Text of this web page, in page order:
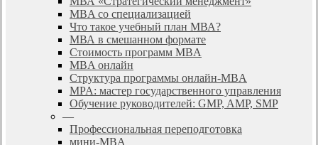
MBA со специализацией
Что такое учебный план МВА?
МВА в смешанном формате
Стоимость программ MBA
MBA онлайн
Cтруктура программы онлайн-MBA
MPA: мастер государственного управления
Обучение руководителей: GMP, AMP, SMP
—
Профессиональная переподготовка
мини-MBA